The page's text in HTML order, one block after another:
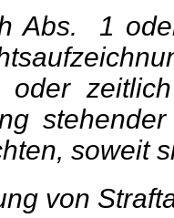
Abs. 1
oder
soweit
von